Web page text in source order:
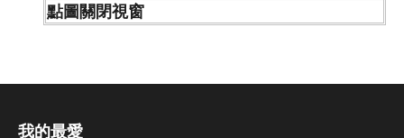
點圖關閉視窗
我的最愛